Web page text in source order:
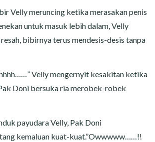
Velly meruncing ketika merasakan penis
untuk masuk lebih dalam, Velly
bibirnya terus mendesis-desis tanpa
Velly mengernyit kesakitan ketika
Doni bersuka ria merobek-robek
payudara Velly, Pak Doni
kemaluan kuat-kuat.”Owwwww……!!